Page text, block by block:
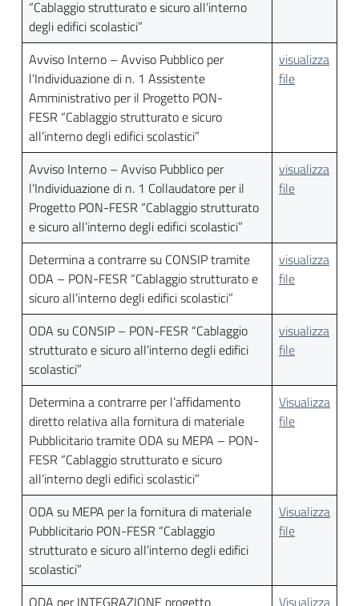
“Cablaggio strutturato e sicuro all’interno
degli edifici scolastici”
Avviso Interno – Avviso Pubblico per
l’Individuazione di n. 1 Assistente
Amministrativo per il Progetto PON-
FESR “Cablaggio strutturato e sicuro
all’interno degli edifici scolastici”
visualizza
file
Avviso Interno – Avviso Pubblico per
l’Individuazione di n. 1 Collaudatore per il
Progetto PON-FESR “Cablaggio strutturato
e sicuro all’interno degli edifici scolastici”
visualizza
file
Determina a contrarre su CONSIP tramite
ODA – PON-FESR “Cablaggio strutturato e
sicuro all’interno degli edifici scolastici”
visualizza
file
ODA su CONSIP – PON-FESR “Cablaggio
strutturato e sicuro all’interno degli edifici
scolastici”
visualizza
file
Determina a contrarre per l’affidamento
diretto relativa alla fornitura di materiale
Pubblicitario tramite ODA su MEPA – PON-
FESR “Cablaggio strutturato e sicuro
all’interno degli edifici scolastici”
Visualizza
file
ODA su MEPA per la fornitura di materiale
Pubblicitario PON-FESR “Cablaggio
strutturato e sicuro all’interno degli edifici
scolastici”
Visualizza
file
ODA per INTEGRAZIONE progetto
Visualizza